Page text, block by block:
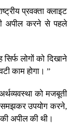
प्रवक्ता क्लाइट
अपील करने से पहले
लोगों को दिखाने
काम होगा। ”
को मजबूती
समझकर उपयोग करने,
अपील की थी।